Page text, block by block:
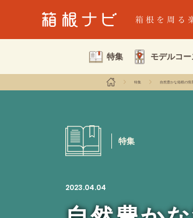
特集 モデルコー
特集 自然豊かな箱根の情
特集
2023.04.04